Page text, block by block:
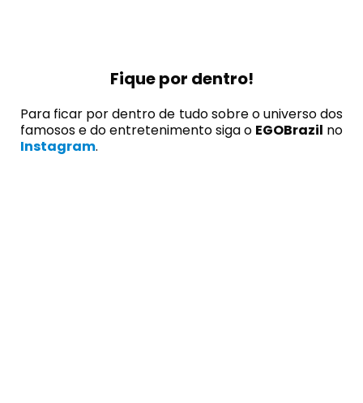
Fique por dentro!
Para ficar por dentro de tudo sobre o universo dos
famosos e do entretenimento siga o EGOBrazil no
Instagram.